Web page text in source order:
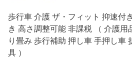
歩行車 介護 ザ・フィット 抑速付
き 高さ調整可能 非課税 （ 介護用
り畳み 歩行補助 押し車 手押し車
具 ）